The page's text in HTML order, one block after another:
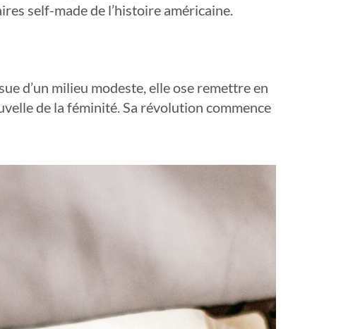
self-made de l’histoire américaine.
d’un milieu modeste, elle ose remettre en
de la féminité. Sa révolution commence